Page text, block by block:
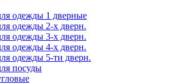
одежды 1 дверные
одежды 2-х дверн.
одежды 3-х дверн.
одежды 4-х дверн.
одежды 5-ти дверн.
посуды